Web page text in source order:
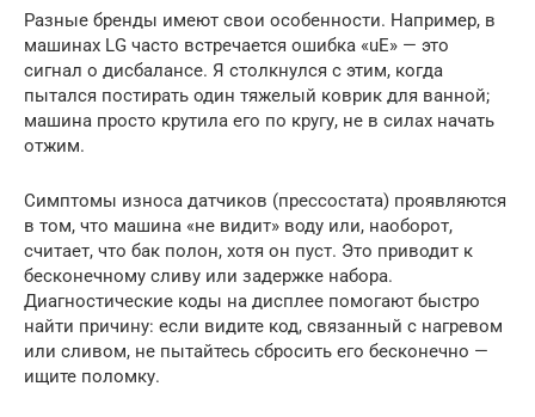
Разные бренды имеют свои особенности. Например, в
машинах LG часто встречается ошибка «uE» — это
сигнал о дисбалансе. Я столкнулся с этим, когда
пытался постирать один тяжелый коврик для ванной;
машина просто крутила его по кругу, не в силах начать
отжим.
Симптомы износа датчиков (прессостата) проявляются
в том, что машина «не видит» воду или, наоборот,
считает, что бак полон, хотя он пуст. Это приводит к
бесконечному сливу или задержке набора.
Диагностические коды на дисплее помогают быстро
найти причину: если видите код, связанный с нагревом
или сливом, не пытайтесь сбросить его бесконечно —
ищите поломку.